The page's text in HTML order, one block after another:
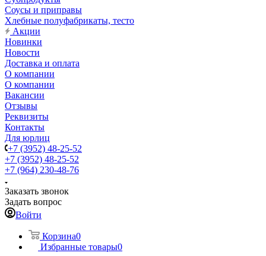
Соусы и приправы
Хлебные полуфабрикаты, тесто
Акции
Новинки
Новости
Доставка и оплата
О компании
О компании
Вакансии
Отзывы
Реквизиты
Контакты
Для юрлиц
+7 (3952) 48-25-52
+7 (3952) 48-25-52
+7 (964) 230-48-76
Заказать звонок
Задать вопрос
Войти
Корзина0
Избранные товары0